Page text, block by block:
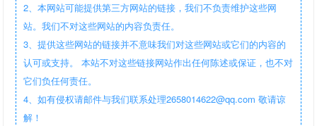
2、本网站可能提供第三方网站的链接，我们不负责维护这些网
站。我们不对这些网站的内容负责任。
3、提供这些网站的链接并不意味我们对这些网站或它们的内容的
认可或支持。 本站不对这些链接网站作出任何陈述或保证，也不对
它们负任何责任。
4、如有侵权请邮件与我们联系处理2658014622@qq.com 敬请谅
解！